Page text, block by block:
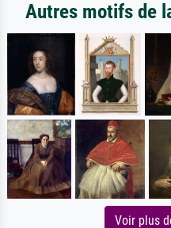
Autres motifs de
Voir plus